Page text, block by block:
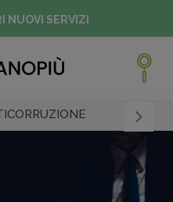
NUOVI SERVIZI